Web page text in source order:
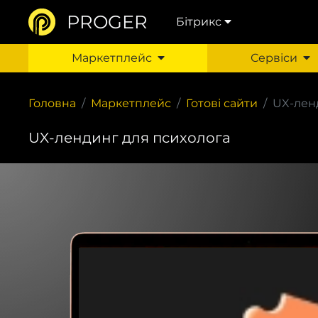
PROGER Бітрикс
Маркетплейс Сервіси
Головна Маркетплейс Готові сайти UX-
UX-лендинг для психолога